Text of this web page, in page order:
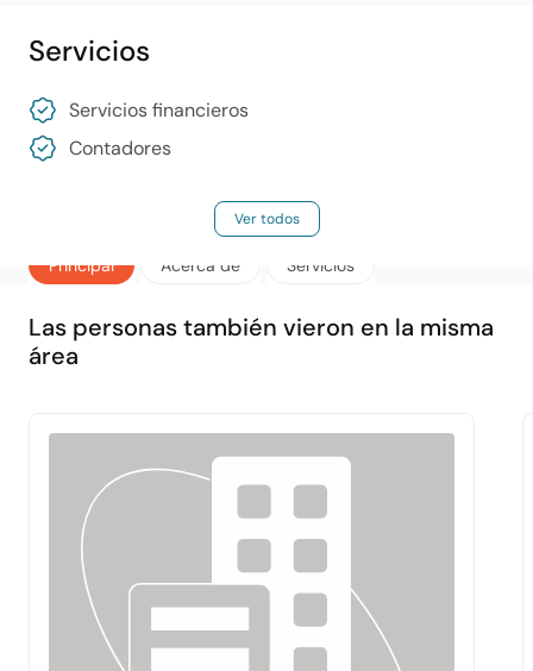
Principal Acerca de Servicios
Servicios
Servicios financieros
Contadores
Ver todos
Las personas también vieron en la misma
área